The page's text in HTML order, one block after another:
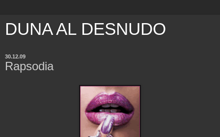
DUNA AL DESNUDO
30.12.09
Rapsodia